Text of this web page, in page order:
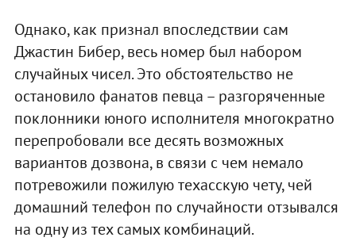
Однако, как признал впоследствии сам
Джастин Бибер, весь номер был набором
случайных чисел. Это обстоятельство не
остановило фанатов певца – разгоряченные
поклонники юного исполнителя многократно
перепробовали все десять возможных
вариантов дозвона, в связи с чем немало
потревожили пожилую техасскую чету, чей
домашний телефон по случайности отзывался
на одну из тех самых комбинаций.